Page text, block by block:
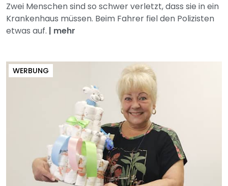
Zwei Menschen sind so schwer verletzt, dass sie in ein
Krankenhaus müssen. Beim Fahrer fiel den Polizisten
etwas auf. | mehr
WERBUNG